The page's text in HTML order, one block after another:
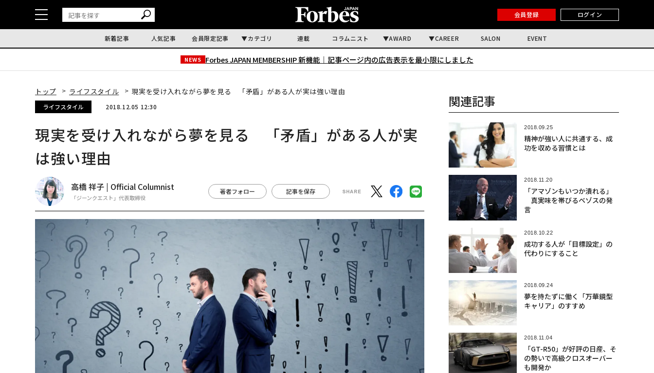
会員登録 ログイン
新着記事 人気記事 会員限定記事 カテゴリ 連載 コラムニスト AWARD CAREER SALON EVENT
NEWS Forbes JAPAN MEMBERSHIP 新機能｜ 記事ページ内の広告表示を最小限にしました
トップ ライフスタイル 現実を受け入れながら夢を見る 「矛盾」がある人が実は強い理由
ライフスタイル 2018.12.05 12:30
現実を受け入れながら夢を見る 「矛盾」がある人が実
は強い理由
高橋 祥子 | Official Columnist
「ジーンクエスト」代表取締役
著者フォロー 記事を保存
関連記事
2018.09.25
精神が強い人に共通する、成
功を収める習慣とは
2018.11.20
「アマゾンもいつか潰れる」
真実味を帯びるベゾスの発
言
2018.10.22
成功する人が「目標設定」の
代わりにすること
2018.09.24
夢を持たずに働く「万華鏡型
キャリア」のすすめ
2018.11.04
「GT-R50」が好評の日産、そ
の勢いで高級クロスオーバー
も開発か